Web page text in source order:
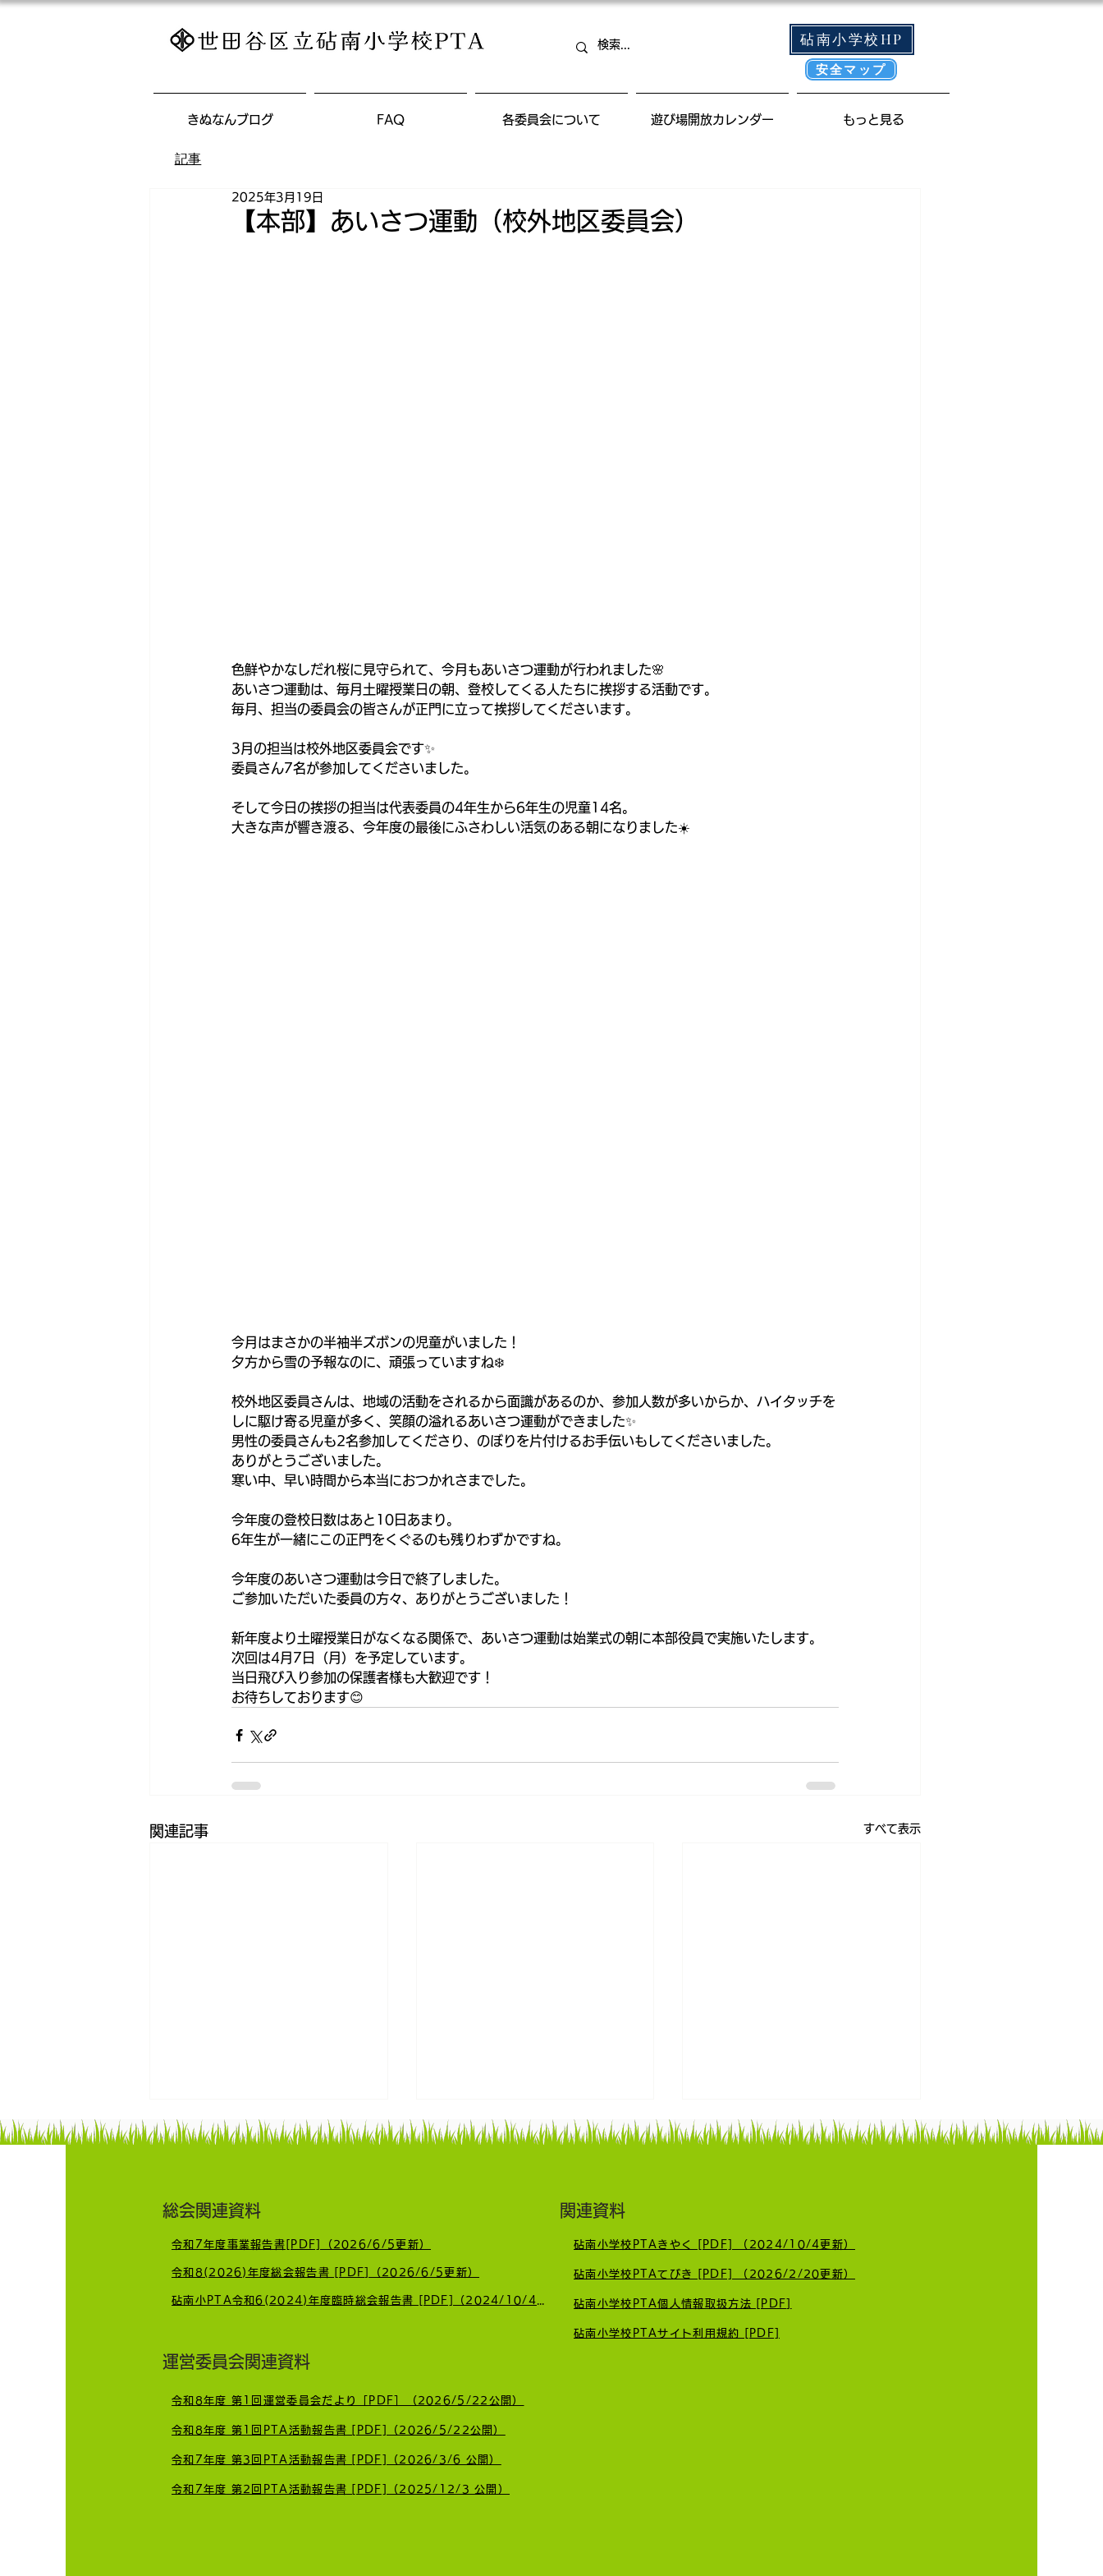
砧南小学校HP
安全マップ
きぬなんブログ FAQ 各委員会について 遊び場開放カレンダー もっと見る
【本部】あいさつ運動（校外地区委員会）
2025年3月19日
色鮮やかなしだれ桜に見守られて、今月もあいさつ運動が行われました🌸
あいさつ運動は、毎月土曜授業日の朝、登校してくる人たちに挨拶する活動です。
毎月、担当の委員会の皆さんが正門に立って挨拶してくださいます。
3月の担当は校外地区委員会です✨
委員さん7名が参加してくださいました。
そして今日の挨拶の担当は代表委員の4年生から6年生の児童14名。
大きな声が響き渡る、今年度の最後にふさわしい活気のある朝になりました☀️
今月はまさかの半袖半ズボンの児童がいました！
夕方から雪の予報なのに、頑張っていますね❄️
校外地区委員さんは、地域の活動をされるから面識があるのか、参加人数が多いからか、ハイタッチを
しに駆け寄る児童が多く、笑顔の溢れるあいさつ運動ができました✨
男性の委員さんも2名参加してくださり、のぼりを片付けるお手伝いもしてくださいました。
ありがとうございました。
寒い中、早い時間から本当におつかれさまでした。
今年度の登校日数はあと10日あまり。
6年生が一緒にこの正門をくぐるのも残りわずかですね。
今年度のあいさつ運動は今日で終了しました。
ご参加いただいた委員の方々、ありがとうございました！
新年度より土曜授業日がなくなる関係で、あいさつ運動は始業式の朝に本部役員で実施いたします。
次回は4月7日（月）を予定しています。
当日飛び入り参加の保護者様も大歓迎です！
お待ちしております😊
関連記事 すべて表示
ICT担当って何してるの？ 現
役ICT担当がお答えします！
鎌田南睦地区の防犯パトロー
ルを行いました🚩
🚗今年も交通安全のポスター
募集します👮
記事
総会関連資料
令和7年度事業報告書[PDF]（2026/6/5更新）
令和8(2026)年度総会報告書 [PDF]（2026/6/5更新）
関連資料
砧南小学校PTAきやく [PDF] （2024/10/4更新）
砧南小学校PTAてびき [PDF] （2026/2/20更新）
砧南小学校PTA個人情報取扱方法 [PDF]
砧南小学校PTAサイト利用規約 [PDF]
運営委員会関連資料
令和8年度 第1回運営委員会だより［PDF］（2026/5/22公開）
令和8年度 第1回PTA活動報告書 [PDF]（2026/5/22公開）
令和7年度 第3回PTA活動報告書 [PDF]（2026/3/6 公開）
令和7年度 第2回PTA活動報告書 [PDF]（2025/12/3 公開）